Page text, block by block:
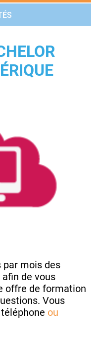
par mois des
de vous
offre de formation
Vous
ou